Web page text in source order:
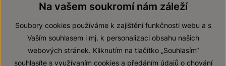
© 2026 ZNOVÍN ZNOJMO, a. s.
Na vašem soukromí nám záleží
Soubory cookies používáme k zajištění funkčnosti webu a s
Vaším souhlasem i mj. k personalizaci obsahu našich
webových stránek. Kliknutím na tlačítko „Souhlasím“
souhlasíte s využívaním cookies a předáním údajů o chování